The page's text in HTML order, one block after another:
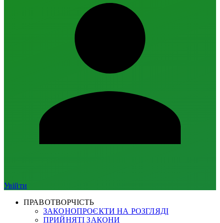
Увійти
ПРАВОТВОРЧІСТЬ
ЗАКОНОПРОЄКТИ НА РОЗГЛЯДІ
ПРИЙНЯТІ ЗАКОНИ